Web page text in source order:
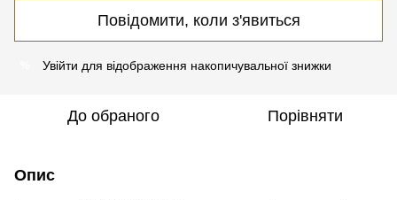
Повідомити, коли з'явиться
Увійти для відображення накопичувальної знижки
До обраного Порівняти
Опис